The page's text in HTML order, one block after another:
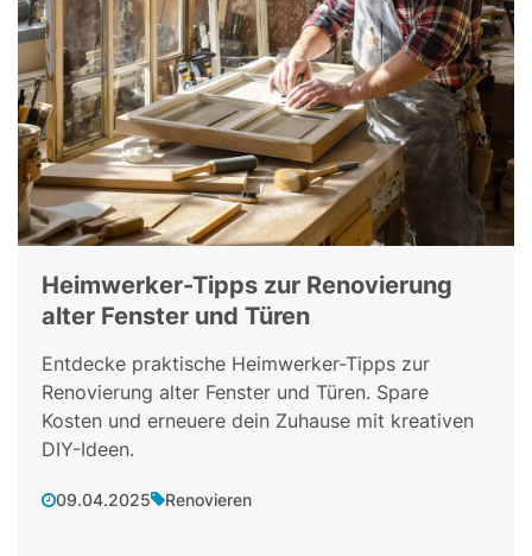
Heimwerker-Tipps zur Renovierung
alter Fenster und Türen
Entdecke praktische Heimwerker-Tipps zur
Renovierung alter Fenster und Türen. Spare
Kosten und erneuere dein Zuhause mit kreativen
DIY-Ideen.
09.04.2025 Renovieren